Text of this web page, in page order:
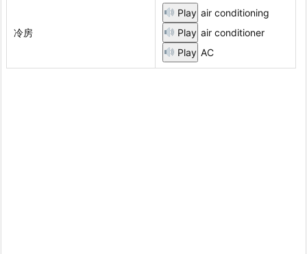
冷房
Play air conditioning
Play air conditioner
Play AC